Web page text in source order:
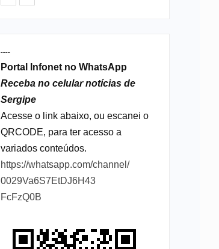
----
Portal Infonet no WhatsApp
Receba no celular notícias de
Sergipe
Acesse o link abaixo, ou escanei o
QRCODE, para ter acesso a
variados conteúdos.
https://whatsapp.com/channel/
0029Va6S7EtDJ6H43
FcFzQ0B